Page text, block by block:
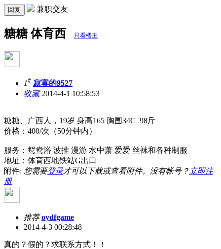
回复 兼职交友
糖糖 体育西 只看楼主
1# 寂寞的9527
收藏2014-4-1 10:58:53
糖糖、广西人，19岁 身高165 胸围34C 98斤
价格：400/次（50分钟内）
服务：鸳鸯浴 波推 漫游 水中萧 爱爱 丝袜和各种制服
地址：体育西地铁站G出口
附件: 您需要登录才可以下载或查看附件。没有帐号？ 立即注
册
推荐oydfgame
2014-4-3 00:28:48
真的？假的？求联系方式！！